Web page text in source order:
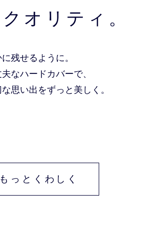
オリティ。
残せるように。
なハードカバーで、
思い出をずっと美しく。
っとくわしく